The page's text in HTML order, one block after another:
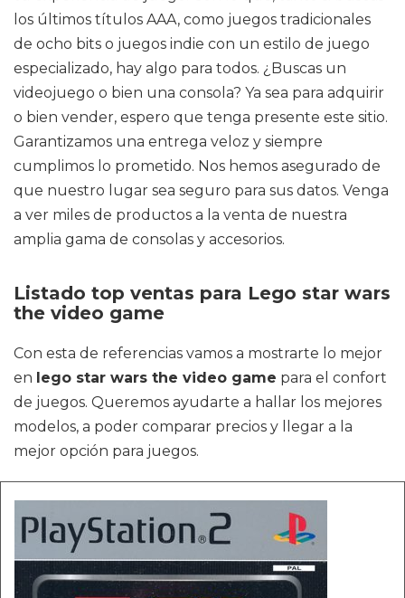
los últimos títulos AAA, como juegos tradicionales
de ocho bits o juegos indie con un estilo de juego
especializado, hay algo para todos. ¿Buscas un
videojuego o bien una consola? Ya sea para adquirir
o bien vender, espero que tenga presente este sitio.
Garantizamos una entrega veloz y siempre
cumplimos lo prometido. Nos hemos asegurado de
que nuestro lugar sea seguro para sus datos. Venga
a ver miles de productos a la venta de nuestra
amplia gama de consolas y accesorios.
Listado top ventas para Lego star wars
the video game
Con esta de referencias vamos a mostrarte lo mejor
en lego star wars the video game para el confort
de juegos. Queremos ayudarte a hallar los mejores
modelos, a poder comparar precios y llegar a la
mejor opción para juegos.